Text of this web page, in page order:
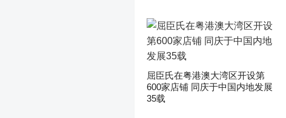
屈臣氏在粤港澳大湾区开设第
600家店铺 同庆于中国内地发展
35载